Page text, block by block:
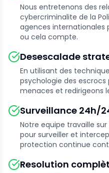
Nous entretenons des
cybercriminalite de la
agences internationales
ou cela compte.
Desescalade
En utilisant des
psychologie des escrocs
menaces et redirigeons
Surveillance 24h/
Notre equipe travaille
pour surveiller et
protection continue
Resolution